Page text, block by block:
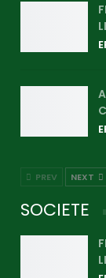
PREV NEXT
SOCIETE